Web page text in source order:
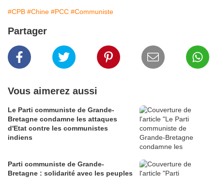
#CPB #Chine #PCC #Communiste
Partager
Vous aimerez aussi
Le Parti communiste de Grande-
Bretagne condamne les attaques
d'Etat contre les communistes
indiens
Parti communiste de Grande-
Bretagne : solidarité avec les peuples